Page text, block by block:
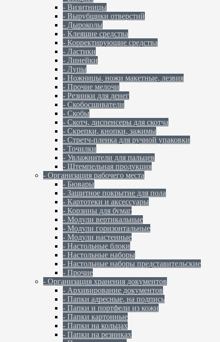
- Визитницы
- Вырубщики отверстий
- Дыроколы
- Клеящие средства
- Корректирующие средства
- Ластики
- Линейки
- Лупы
- Ножницы, ножи макетные, лезвия
- Прочие мелочи
- Резинки для денег
- Скобосшиватели
- Скобы
- Скотч, диспенсеры для скотча
- Скрепки, кнопки, зажимы
- Стретч-пленка для ручной упаковки
- Точилки
- Увлажнители для пальцев
- Штемпельная продукция
- Организация рабочего места
- Бювары
- Защитное покрытие для пола
- Картотеки и аксессуары
- Корзины для бумаг
- Модули вертикальные
- Модули горизонтальные
- Модули настенные
- Настольные блоки
- Настольные наборы
- Настольные наборы представительские
- Прочие
- Организация хранения документов
- Архивирование документов
- Папки адресные, на подпись
- Папки и портфели из кожи
- Папки картонные
- Папки на кольцах
- Папки на резинках